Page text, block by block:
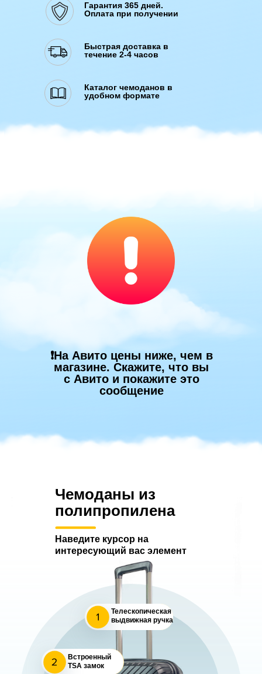
Гарантия 365 дней.
Оплата при получении
Быстрая доставка в
течение 2-4 часов
Каталог чемоданов в
удобном формате
❗На Авито цены ниже, чем в
магазине. Скажите, что вы
с Авито и покажите это
сообщение
Чемоданы из
полипропилена
Наведите курсор на
интересующий вас элемент
Телескопическая
выдвижная ручка
Встроенный
TSA замок